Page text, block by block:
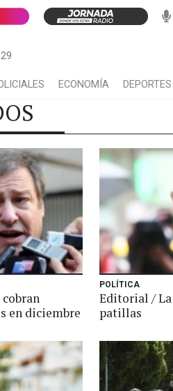
ECONOMÍA DEPORTES
en diciembre
POLÍTICA
Editorial / La
patillas